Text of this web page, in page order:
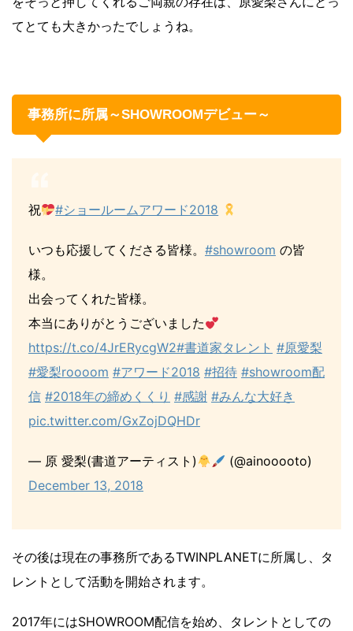
てとても大きかったでしょうね。
事務所に所属～SHOWROOMデビュー～
祝 #ショールームアワード2018
いつも応援してくださる皆様。 #showroom の皆
様。
出会ってくれた皆様。
本当にありがとうございました
https://t.co/4JrERycgW2#書道家タレント #原愛梨
#愛梨roooom #アワード2018 #招待 #showroom配
信 #2018年の締めくくり #感謝 #みんな大好き
pic.twitter.com/GxZojDQHDr
— 原 愛梨(書道アーティスト)
(@ainooooto)
December 13, 2018
その後は現在の事務所であるTWINPLANETに所属し、タ
レントとして活動を開始されます。
2017年にはSHOWROOM配信を始め、タレントとしての